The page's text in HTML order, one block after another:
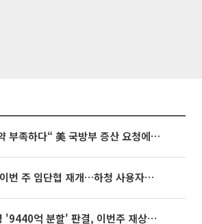
[특징주] “탄약 부족하다“ 美 국방부 증산 요청에⋯국내 방산주 급등세
현대차·기아, 이번 주 임단협 재개…하청 사용자성 재심도 ‘변수’
최태원·노소영 '9440억 분할' 판결, 이번주 재상고 여부 주목